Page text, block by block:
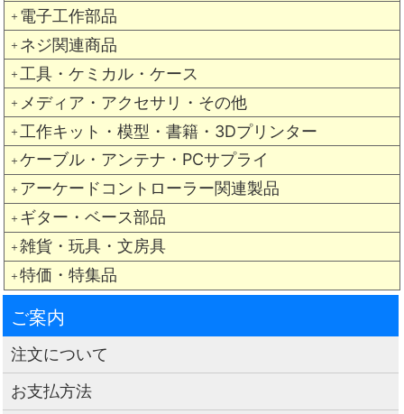
＋ 電子工作部品
＋ ネジ関連商品
＋ 工具・ケミカル・ケース
＋ メディア・アクセサリ・その他
＋ 工作キット・模型・書籍・3Dプリンター
＋ ケーブル・アンテナ・PCサプライ
＋ アーケードコントローラー関連製品
＋ ギター・ベース部品
＋ 雑貨・玩具・文房具
＋ 特価・特集品
ご案内
注文について
お支払方法